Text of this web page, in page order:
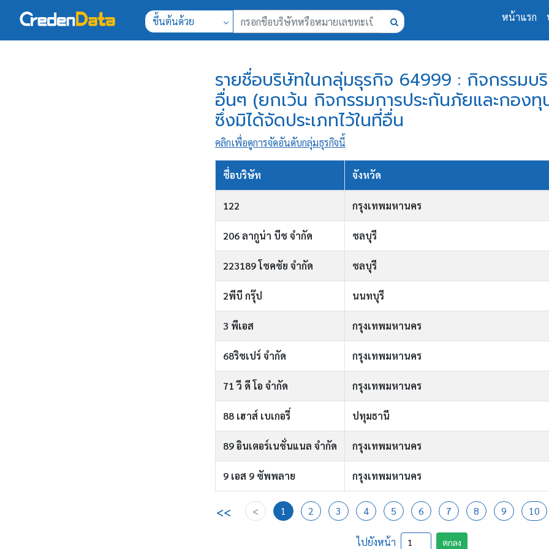
ขึ้นต้นด้วย หน้าแรก
รายชื่อบริษัทในกลุ่มธุรกิจ 64999 : กิจกรรมบริ
อื่นๆ (ยกเว้น กิจกรรมการประกันภัยและกอง
ซึ่งมิได้จัดประเภทไว้ในที่อื่น
คลิกเพื่อดูการจัดอันดับกลุ่มธุรกิจนี้
ชื่อบริษัท จังหวัด
122 กรุงเทพมหานคร
206 ลากูน่า บีช จำกัด ชลบุรี
223189 โชคชัย จำกัด ชลบุรี
2พีบี กรุ๊ป นนทบุรี
3 พีเอส กรุงเทพมหานคร
68ริชเปร์ จำกัด กรุงเทพมหานคร
71 วี ดี โอ จำกัด กรุงเทพมหานคร
88 เฮาส์ เบเกอรี่ ปทุมธานี
89 อินเตอร์เนชั่นแนล จำกัด กรุงเทพมหานคร
9 เอส 9 ซัพพลาย กรุงเทพมหานคร
<< < 1 2 3 4 5 6 7 8 9 10
ไปยังหน้า ตกลง